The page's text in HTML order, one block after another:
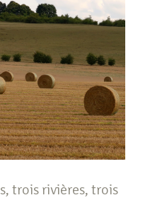
trois rivières, trois